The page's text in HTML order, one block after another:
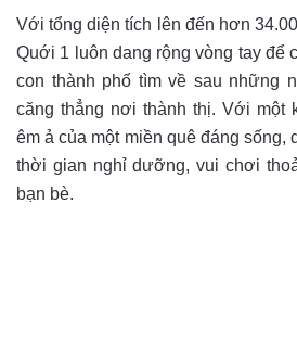
Với tổng diện tích lên đến hơn
Quới 1 luôn dang rộng vòng tay để
con thành phố tìm về sau những
căng thẳng nơi thành thị. Với một
êm ả của một miền quê đáng sống,
thời gian nghỉ dưỡng, vui chơi
bạn bè.